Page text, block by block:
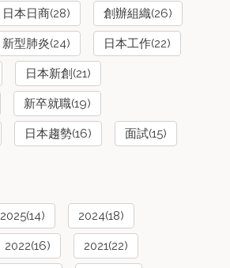
日本日商(28) 創辦組織(26)
新型肺炎(24) 日本工作(22)
日本新創(21)
新卒就職(19)
日本趨勢(16) 面試(15)
2025(14) 2024(18)
2022(16) 2021(22)